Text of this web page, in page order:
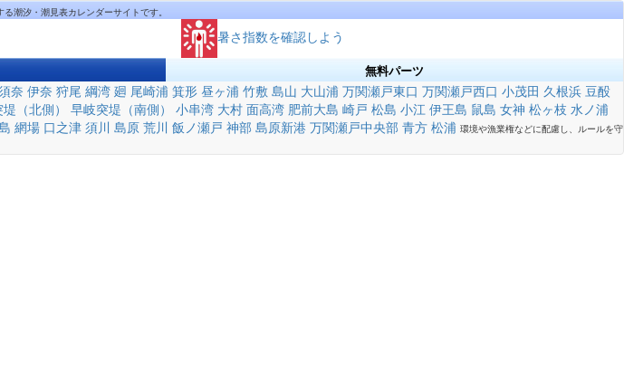
潮汐・潮見表カレンダーサイトです。
暑さ指数を確認しよう
無料パーツ
奈 伊奈 狩尾 綱湾 廻 尾崎浦 箕形 昼ヶ浦 竹敷 島山 大山浦 万関瀬戸東口 万関瀬戸西口 小茂田 久根浜 豆酘
（北側） 早岐突堤（南側） 小串湾 大村 面高湾 肥前大島 崎戸 松島 小江 伊王島 鼠島 女神 松ヶ枝 水ノ浦
網場 口之津 須川 島原 荒川 飯ノ瀬戸 神部 島原新港 万関瀬戸中央部 青方 松浦 環境や漁業権などに配慮し、ルールを守